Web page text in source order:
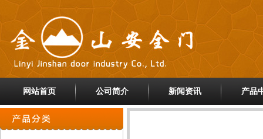
网站首页 公司简介 新闻资讯 产品